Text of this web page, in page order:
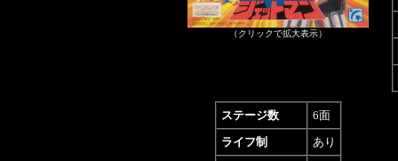
（クリックで拡大表示）
ステージ数
6面
ライフ制
あり